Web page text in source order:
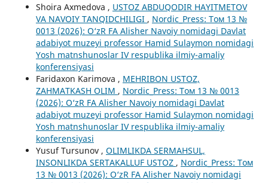
Shoira Axmedova , USTOZ ABDUQODIR HAYITMETOV
VA NAVOIY TANQIDCHILIGI , Nordic_Press: Том 13 №
0013 (2026): O‘zR FA Alisher Navoiy nomidagi Davlat
adabiyot muzeyi professor Hamid Sulaymon nomidagi
Yosh matnshunoslar IV respublika ilmiy-amaliy
konferensiyasi
Faridaxon Karimova , MEHRIBON USTOZ,
ZAHMATKASH OLIM , Nordic_Press: Том 13 № 0013
(2026): O‘zR FA Alisher Navoiy nomidagi Davlat
adabiyot muzeyi professor Hamid Sulaymon nomidagi
Yosh matnshunoslar IV respublika ilmiy-amaliy
konferensiyasi
Yusuf Tursunov , OLIMLIKDA SERMAHSUL,
INSONLIKDA SERTAKALLUF USTOZ , Nordic_Press: Том
13 № 0013 (2026): O‘zR FA Alisher Navoiy nomidagi